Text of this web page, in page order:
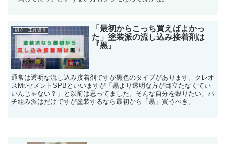
組立・工作道具
「最初からこっち買えばよかっ
た」塗装派の流し込み接着剤は
『黒』
通常は透明な流し込み接着剤ですが黒色のタイプがあります。クレオ
スMr.セメントSPBといいますが「黒より透明な方が目立たなくてい
いんじゃない？」と以前は思ってました。そんな自分を殴りたい。パ
チ組み派はだけですが塗装するなら最初から「黒」買うべき。